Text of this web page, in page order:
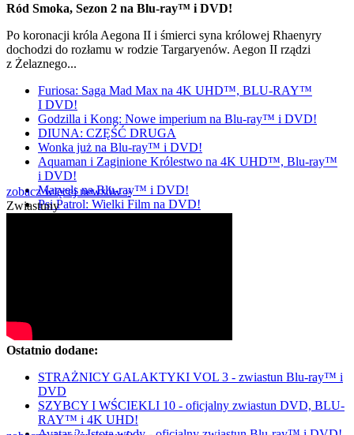
Ród Smoka, Sezon 2 na Blu-ray™ i DVD!
Po koronacji króla Aegona II i śmierci syna królowej Rhaenyry
dochodzi do rozłamu w rodzie Targaryenów. Aegon II rządzi
z Żelaznego...
Furiosa: Saga Mad Max na 4K UHD™, BLU-RAY™
I DVD!
Godzilla i Kong: Nowe imperium na Blu-ray™ i DVD!
DIUNA: CZĘŚĆ DRUGA
Wonka już na Blu-ray™ i DVD!
Aquaman i Zaginione Królestwo na 4K UHD™, Blu-ray™
i DVD!
Marvels na Blu-ray™ i DVD!
Psi Patrol: Wielki Film na DVD!
zobacz więcej newsów »
Zwiastuny
Ostatnio dodane:
STRAŻNICY GALAKTYKI VOL 3 - zwiastun Blu-ray™ i
DVD
SZYBCY I WŚCIEKLI 10 - oficjalny zwiastun DVD, BLU-
RAY™ i 4K UHD!